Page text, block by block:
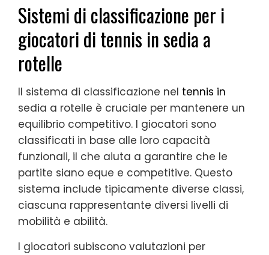
Sistemi di classificazione per i
giocatori di tennis in sedia a
rotelle
Il sistema di classificazione nel tennis in
sedia a rotelle è cruciale per mantenere un
equilibrio competitivo. I giocatori sono
classificati in base alle loro capacità
funzionali, il che aiuta a garantire che le
partite siano eque e competitive. Questo
sistema include tipicamente diverse classi,
ciascuna rappresentante diversi livelli di
mobilità e abilità.
I giocatori subiscono valutazioni per